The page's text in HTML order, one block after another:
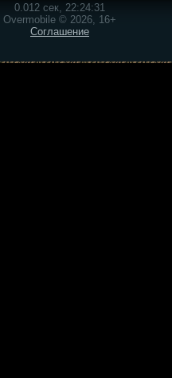
0.012 сек, 22:24:31
Overmobile © 2026, 16+
Соглашение